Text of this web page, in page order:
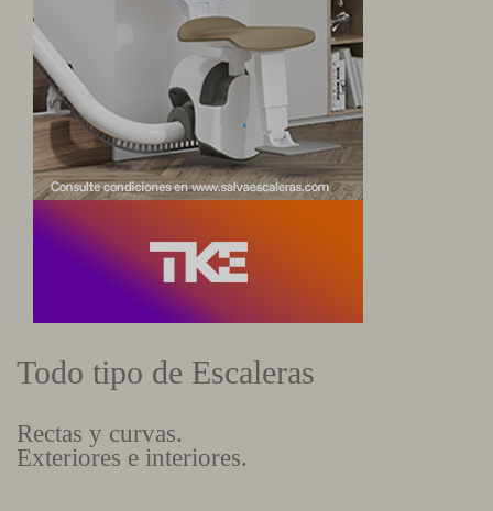
Todo tipo de Escaleras
Rectas y curvas.
Exteriores e interiores.